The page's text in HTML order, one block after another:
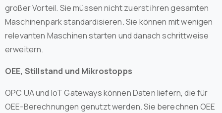
großer Vorteil. Sie müssen nicht zuerst ihren gesamten
Maschinenpark standardisieren. Sie können mit wenigen
relevanten Maschinen starten und danach schrittweise
erweitern.
OEE, Stillstand und Mikrostopps
OPC UA und IoT Gateways können Daten liefern, die für
OEE-Berechnungen genutzt werden. Sie berechnen OEE